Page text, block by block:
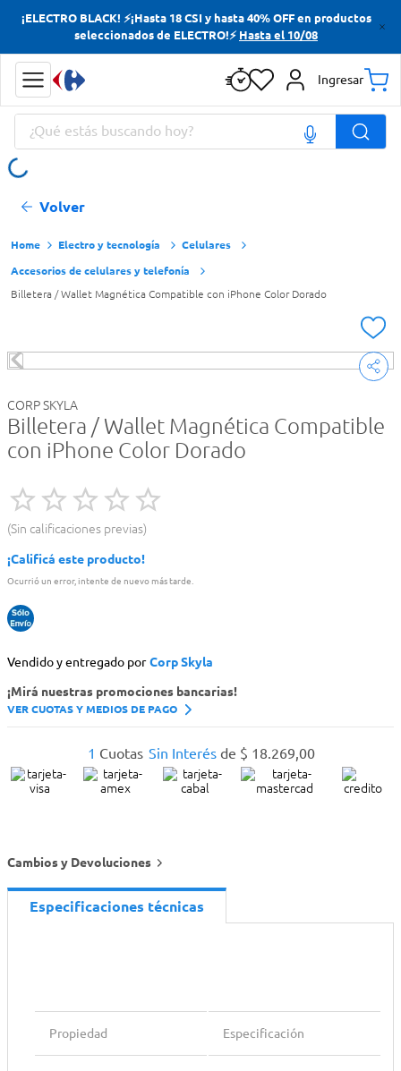
¡ELECTRO BLACK! ⚡¡Hasta 18 CSI y hasta 40% OFF en productos
seleccionados de ELECTRO!⚡ Hasta el 10/08
Ingresar
¿Qué estás buscando hoy?
Volver
Electro y tecnología
Celulares
Accesorios de celulares y telefonía
Billetera / Wallet Magnética Compatible con iPhone Color Dorado
CORP SKYLA
Billetera / Wallet Magnética Compatible
con iPhone Color Dorado
Sin calificaciones previas
¡Calificá este producto!
Ocurrió un error, intente de nuevo más tarde.
Vendido y entregado por Corp Skyla
¡Mirá nuestras promociones bancarias!
VER CUOTAS Y MEDIOS DE PAGO
1 Cuotas Sin Interés de $ 18.269,00
Cambios y Devoluciones
Especificaciones técnicas
Propiedad Especificación
Términos más buscados
Yerba
Cerveza
Papas Fritas
Términos más buscados
Yerba
Cerveza
Papas Fritas